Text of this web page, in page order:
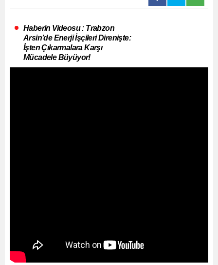
Haberin Videosu : Trabzon
Arsin’de Enerji İşçileri Direnişte:
İşten Çıkarmalara Karşı
Mücadele Büyüyor!